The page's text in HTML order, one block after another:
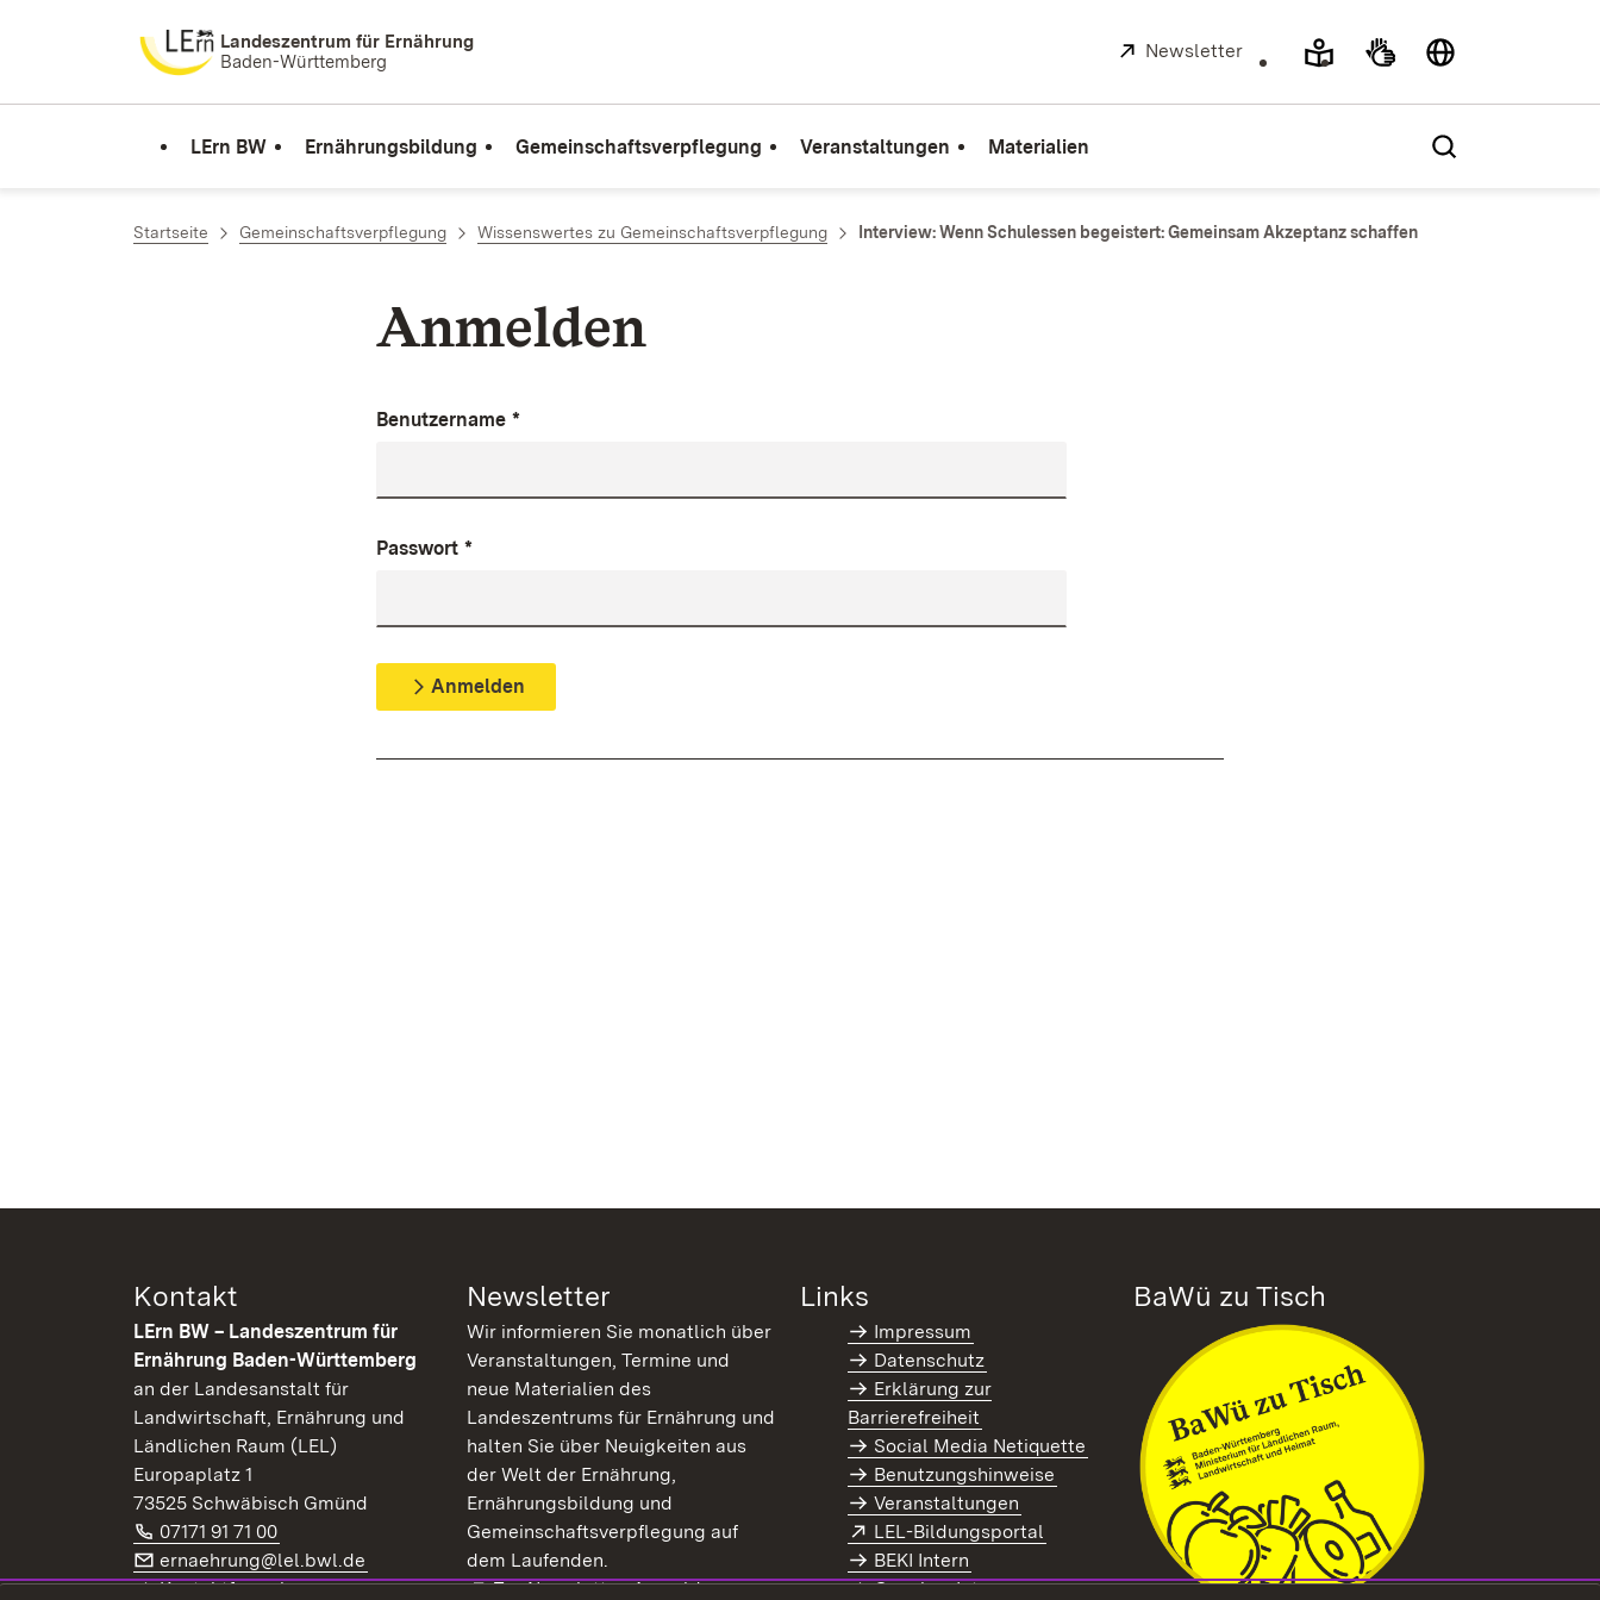
Zum Inhalt springenLandeszentrum für Ernährung
Baden-Württemberg
Extern:
Newsletter (Öffnet in neuem Fenster)
LErn BW Ernährungsbildung Gemeinschaftsverpflegung Veranstaltungen Materialien
Startseite Gemeinschaftsverpflegung Wissenswertes zu Gemeinschaftsverpflegung Interview: Wenn Schulessen begeistert: Gemeinsam Akzeptanz schaffen
Anmelden
Benutzername *
Passwort *
Anmelden
Kontakt
LErn BW – Landeszentrum für
Ernährung Baden-Württemberg
an der Landesanstalt für
Landwirtschaft, Ernährung und
Ländlichen Raum (LEL)
Europaplatz 1
73525 Schwäbisch Gmünd
Telefon:
07171 91 71 00 (Öffnet in neuem Fenster)
E-Mail:
ernaehrung@lel.bwl.de (Öffnet in neuem Fenster)
Kontaktformular
Newsletter
Wir informieren Sie monatlich über
Veranstaltungen, Termine und
neue Materialien des
Landeszentrums für Ernährung und
halten Sie über Neuigkeiten aus
der Welt der Ernährung,
Ernährungsbildung und
Gemeinschaftsverpflegung auf
dem Laufenden.
Extern:
Zur Newsletter-Anmeldung(Öffnet in neuem Fenster)
Links
Impressum
Datenschutz
Erklärung zur
Barrierefreiheit
Social Media Netiquette
Benutzungshinweise
Veranstaltungen
Extern:
LEL-Bildungsportal (Öffnet in neuem Fenster)
BEKI Intern
Coaches Intern
BaWü zu Tisch